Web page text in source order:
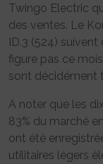
Twingo Electric
des ventes. Le
ID.3 (524)
figure pas ce
sont décidément
A noter que les
83% du marché
ont été
utilitaires légers